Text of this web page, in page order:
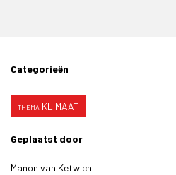
Categorieën
KLIMAAT
Geplaatst door
Manon van Ketwich